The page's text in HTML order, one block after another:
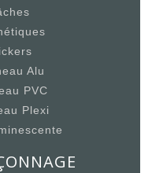
Alu
PVC
Plexi